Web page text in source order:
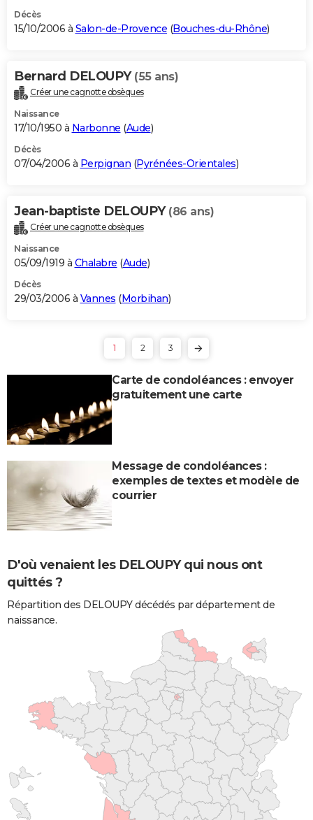
Décès
15/10/2006 à Salon-de-Provence (Bouches-du-Rhône)
Bernard DELOUPY (55 ans)
Créer une cagnotte obsèques
Naissance
17/10/1950 à Narbonne (Aude)
Décès
07/04/2006 à Perpignan (Pyrénées-Orientales)
Jean-baptiste DELOUPY (86 ans)
Créer une cagnotte obsèques
Naissance
05/09/1919 à Chalabre (Aude)
Décès
29/03/2006 à Vannes (Morbihan)
1 2 3
Carte de condoléances : envoyer
gratuitement une carte
Message de condoléances :
exemples de textes et modèle de
courrier
D'où venaient les DELOUPY qui nous ont
quittés ?
Répartition des DELOUPY décédés par département de
naissance.